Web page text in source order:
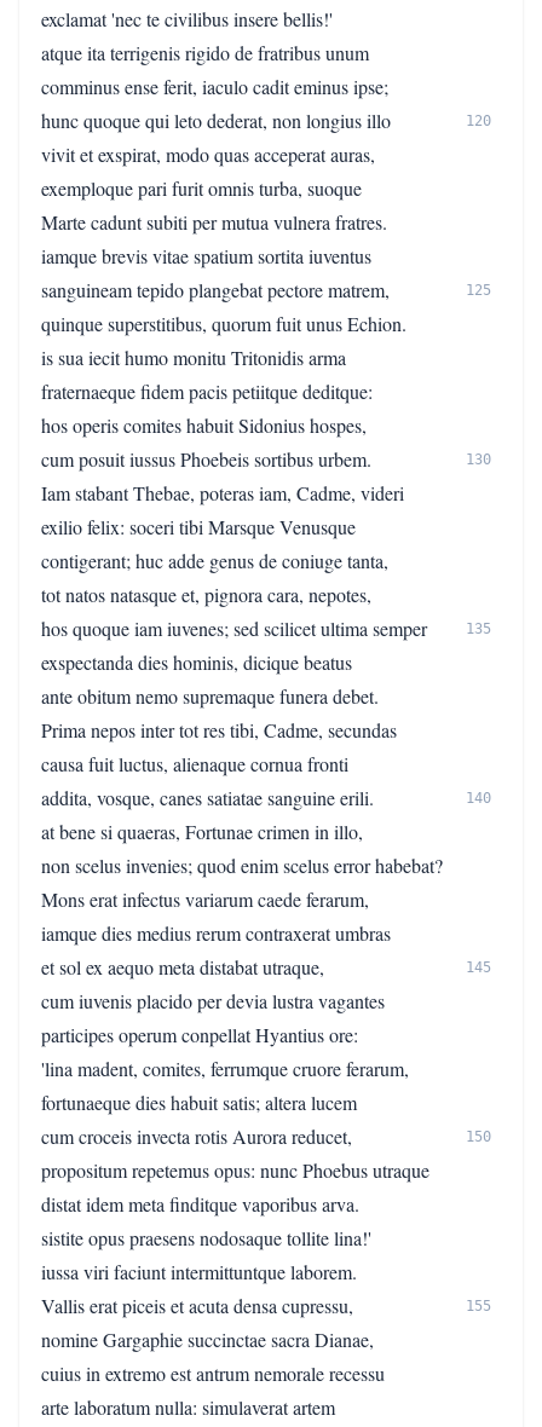
exclamat 'nec te civilibus insere bellis!'
atque ita terrigenis rigido de fratribus unum
comminus ense ferit, iaculo cadit eminus ipse;
hunc quoque qui leto dederat, non longius illo
120
vivit et exspirat, modo quas acceperat auras,
exemploque pari furit omnis turba, suoque
Marte cadunt subiti per mutua vulnera fratres.
iamque brevis vitae spatium sortita iuventus
sanguineam tepido plangebat pectore matrem,
125
quinque superstitibus, quorum fuit unus Echion.
is sua iecit humo monitu Tritonidis arma
fraternaeque fidem pacis petiitque deditque:
hos operis comites habuit Sidonius hospes,
cum posuit iussus Phoebeis sortibus urbem.
130
Iam stabant Thebae, poteras iam, Cadme, videri
exilio felix: soceri tibi Marsque Venusque
contigerant; huc adde genus de coniuge tanta,
tot natos natasque et, pignora cara, nepotes,
hos quoque iam iuvenes; sed scilicet ultima semper
135
exspectanda dies hominis, dicique beatus
ante obitum nemo supremaque funera debet.
Prima nepos inter tot res tibi, Cadme, secundas
causa fuit luctus, alienaque cornua fronti
addita, vosque, canes satiatae sanguine erili.
140
at bene si quaeras, Fortunae crimen in illo,
non scelus invenies; quod enim scelus error habebat?
Mons erat infectus variarum caede ferarum,
iamque dies medius rerum contraxerat umbras
et sol ex aequo meta distabat utraque,
145
cum iuvenis placido per devia lustra vagantes
participes operum conpellat Hyantius ore:
'lina madent, comites, ferrumque cruore ferarum,
fortunaeque dies habuit satis; altera lucem
cum croceis invecta rotis Aurora reducet,
150
propositum repetemus opus: nunc Phoebus utraque
distat idem meta finditque vaporibus arva.
sistite opus praesens nodosaque tollite lina!'
iussa viri faciunt intermittuntque laborem.
Vallis erat piceis et acuta densa cupressu,
155
nomine Gargaphie succinctae sacra Dianae,
cuius in extremo est antrum nemorale recessu
arte laboratum nulla: simulaverat artem